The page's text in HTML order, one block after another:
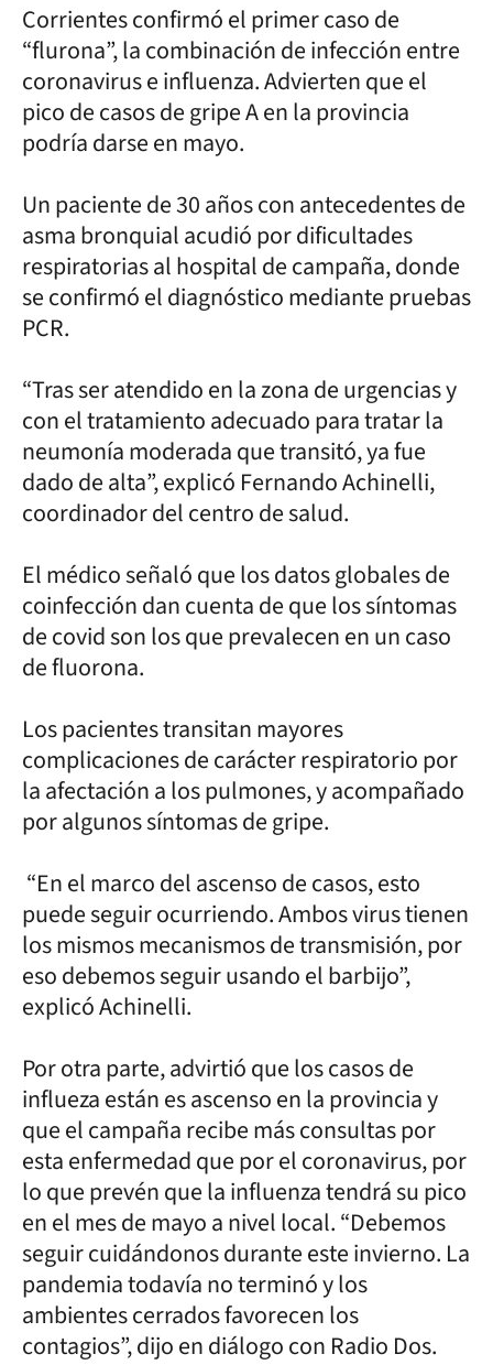
Corrientes confirmó el primer caso de
“flurona”, la combinación de infección entre
coronavirus e influenza. Advierten que el
pico de casos de gripe A en la provincia
podría darse en mayo.
Un paciente de 30 años con antecedentes de
asma bronquial acudió por dificultades
respiratorias al hospital de campaña, donde
se confirmó el diagnóstico mediante pruebas
PCR.
“Tras ser atendido en la zona de urgencias y
con el tratamiento adecuado para tratar la
neumonía moderada que transitó, ya fue
dado de alta”, explicó Fernando Achinelli,
coordinador del centro de salud.
El médico señaló que los datos globales de
coinfección dan cuenta de que los síntomas
de covid son los que prevalecen en un caso
de fluorona.
Los pacientes transitan mayores
complicaciones de carácter respiratorio por
la afectación a los pulmones, y acompañado
por algunos síntomas de gripe.
“En el marco del ascenso de casos, esto
puede seguir ocurriendo. Ambos virus tienen
los mismos mecanismos de transmisión, por
eso debemos seguir usando el barbijo”,
explicó Achinelli.
Por otra parte, advirtió que los casos de
influeza están es ascenso en la provincia y
que el campaña recibe más consultas por
esta enfermedad que por el coronavirus, por
lo que prevén que la influenza tendrá su pico
en el mes de mayo a nivel local. “Debemos
seguir cuidándonos durante este invierno. La
pandemia todavía no terminó y los
ambientes cerrados favorecen los
contagios”, dijo en diálogo con Radio Dos.